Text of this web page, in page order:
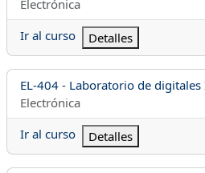
Electrónica
Ir al curso
Detalles
Nombre del curso
EL-404 - Laboratorio de digitales
Categoría del curso
Electrónica
Ir al curso
Detalles